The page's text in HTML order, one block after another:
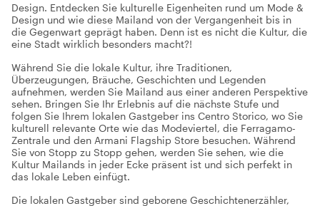
Design. Entdecken Sie kulturelle Eigenheiten rund um Mode &
Design und wie diese Mailand von der Vergangenheit bis in
die Gegenwart geprägt haben. Denn ist es nicht die Kultur, die
eine Stadt wirklich besonders macht?!
Während Sie die lokale Kultur, ihre Traditionen,
Überzeugungen, Bräuche, Geschichten und Legenden
aufnehmen, werden Sie Mailand aus einer anderen Perspektive
sehen. Bringen Sie Ihr Erlebnis auf die nächste Stufe und
folgen Sie Ihrem lokalen Gastgeber ins Centro Storico, wo Sie
kulturell relevante Orte wie das Modeviertel, die Ferragamo-
Zentrale und den Armani Flagship Store besuchen. Während
Sie von Stopp zu Stopp gehen, werden Sie sehen, wie die
Kultur Mailands in jeder Ecke präsent ist und sich perfekt in
das lokale Leben einfügt.
Die lokalen Gastgeber sind geborene Geschichtenerzähler,